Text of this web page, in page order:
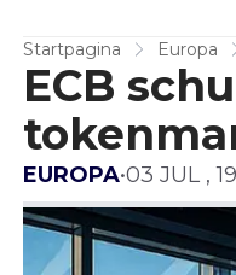
Startpagina Europa
ECB
EUROPA•03 JUL ,